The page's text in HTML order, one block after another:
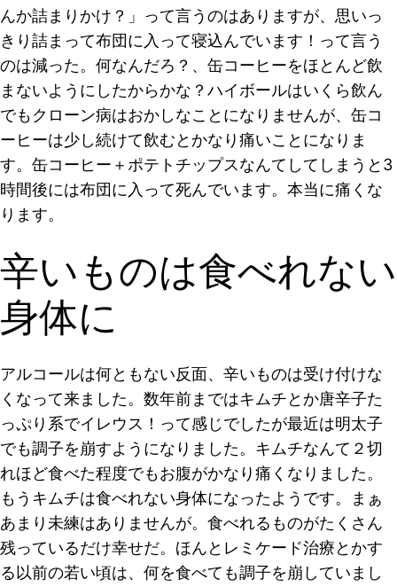
んか詰まりかけ？」って言うのはありますが、思いっ
きり詰まって布団に入って寝込んでいます！って言う
のは減った。何なんだろ？、缶コーヒーをほとんど飲
まないようにしたからかな？ハイボールはいくら飲ん
でもクローン病はおかしなことになりませんが、缶コ
ーヒーは少し続けて飲むとかなり痛いことになりま
す。缶コーヒー＋ポテトチップスなんてしてしまうと3
時間後には布団に入って死んでいます。本当に痛くな
ります。
辛いものは食べれない
身体に
アルコールは何ともない反面、辛いものは受け付けな
くなって来ました。数年前まではキムチとか唐辛子た
っぷり系でイレウス！って感じでしたが最近は明太子
でも調子を崩すようになりました。キムチなんて２切
れほど食べた程度でもお腹がかなり痛くなりました。
もうキムチは食べれない身体になったようです。まぁ
あまり未練はありませんが。食べれるものがたくさん
残っているだけ幸せだ。ほんとレミケード治療とかす
る以前の若い頃は、何を食べても調子を崩していまし